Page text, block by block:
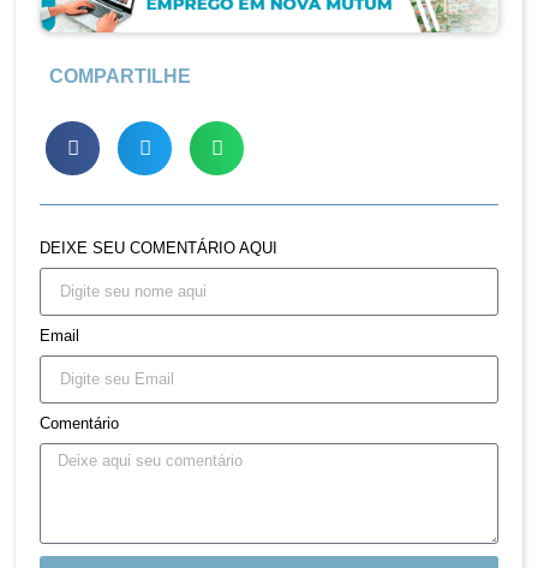
COMPARTILHE
DEIXE SEU COMENTÁRIO AQUI
Email
Comentário